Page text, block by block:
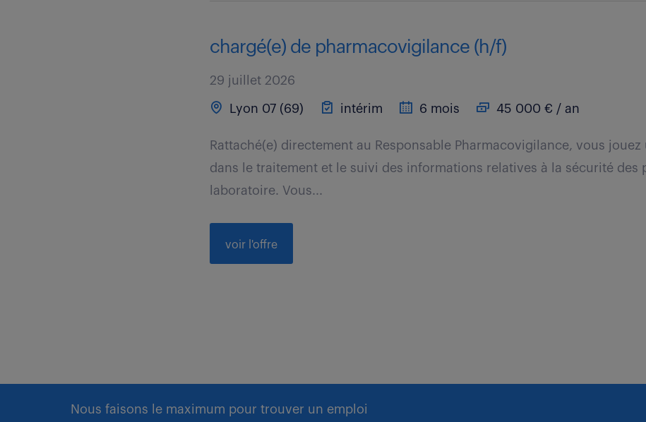
chargé(e) de pharmacovigilance (h/f)
29 juillet 2026
Lyon 07 (69) intérim 6 mois 45 000 € / an
Rattaché(e) directement au Responsable Pharmacovigilance, vous
dans le traitement et le suivi des informations relatives à la sécurité des
laboratoire. Vous...
voir l'offre
Nous faisons le maximum pour trouver un emploi